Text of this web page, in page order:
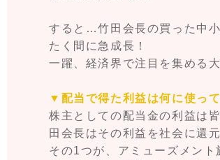
すると…竹田会長の買った中
たく間に急成長！
一躍、経済界で注目を集める
▼配当で得た利益は何に使っ
株主としての配当金の利益は
田会長はその利益を社会に還
その1つが、アミューズメント